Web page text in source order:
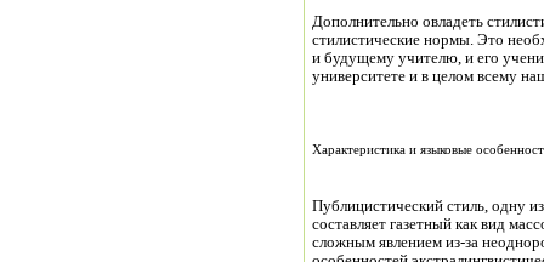
Дополнительно овладеть
стилистические нормы. Это
и будущему учителю, и его
университете и в целом всему
Характеристика и языковые
Публицистический стиль, одну
составляет газетный как вид
сложным явлением из-за